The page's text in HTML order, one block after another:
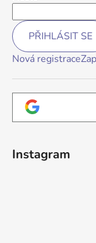
PŘIHLÁSIT SE
Nová registrace
Instagram